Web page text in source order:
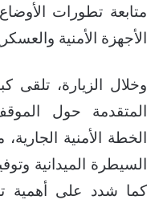
متابعة تطورات
الأجهزة الأمنية
وخلال الزيارة، تلقى
المتقدمة حول
الخطة الأمنية
السيطرة الميدانية
كما شدد على أهمية